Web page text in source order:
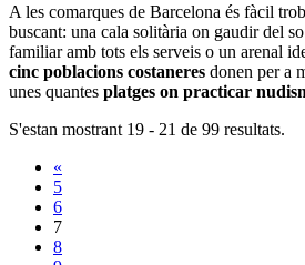
A les comarques de Barcelona és fàcil
buscant: una cala solitària on gaudir del
familiar amb tots els serveis o un arenal
cinc poblacions costaneres donen per a
unes quantes platges on practicar
S'estan mostrant 19 - 21 de 99 resultats.
«
5
6
7
8